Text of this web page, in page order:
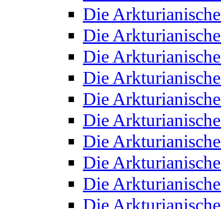
Die
Die
Die
Die
Die
Die
Die
Die
Die
Die